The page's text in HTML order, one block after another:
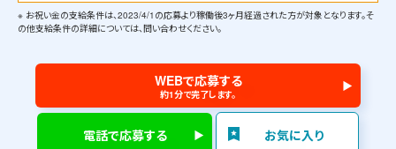
※ お祝い金の支給条件は、2023/4/1の応募より稼働後3ヶ月経過された方が対象となります。そ
の他支給条件の詳細については、問い合わせください。
WEBで応募する
約1分で完了します。
電話で応募する お気に入り